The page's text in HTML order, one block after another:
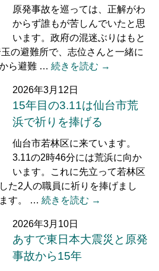
原発事故を巡っては、正解がわ
からず誰もが苦しんでいたと思
います。政府の混迷ぶりはもと
の避難所で、志位さんと一緒に
ら避難 … 続きを読む →
2026年3月12日
15年目の3.11は仙台市荒
浜で祈りを捧げる
仙台市若林区に来ています。
3.11の2時46分には荒浜に向か
います。これに先立って若林区
た2人の職員に祈りを捧げまし
す。 … 続きを読む →
2026年3月10日
あすで東日本大震災と原発
事故から15年